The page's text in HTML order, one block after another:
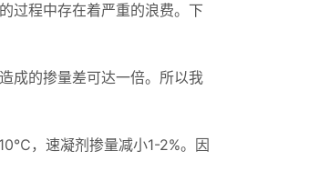
过程中存在着严重的浪费。下
成的掺量差可达一倍。所以我
，速凝剂掺量减小1-2%。因